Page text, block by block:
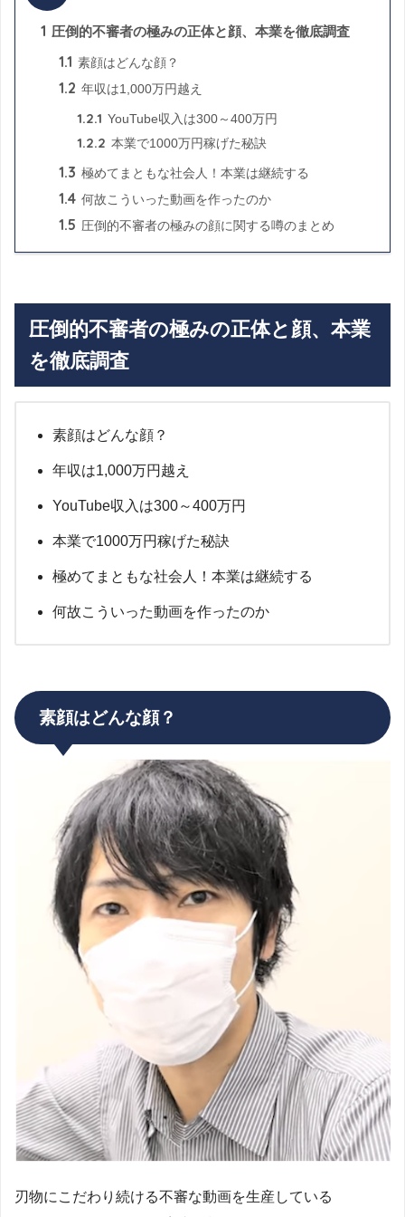
1 圧倒的不審者の極みの正体と顔、本業を徹底調査
1.1 素顔はどんな顔？
1.2 年収は1,000万円越え
1.2.1 YouTube収入は300～400万円
1.2.2 本業で1000万円稼げた秘訣
1.3 極めてまともな社会人！本業は継続する
1.4 何故こういった動画を作ったのか
1.5 圧倒的不審者の極みの顔に関する噂のまとめ
圧倒的不審者の極みの正体と顔、本業
を徹底調査
素顔はどんな顔？
年収は1,000万円越え
YouTube収入は300～400万円
本業で1000万円稼げた秘訣
極めてまともな社会人！本業は継続する
何故こういった動画を作ったのか
素顔はどんな顔？
刃物にこだわり続ける不審な動画を生産している